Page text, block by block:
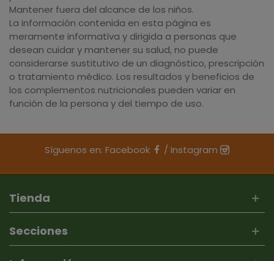
Mantener fuera del alcance de los niños.
La información contenida en esta página es
meramente informativa y dirigida a personas que
desean cuidar y mantener su salud, no puede
considerarse sustitutivo de un diagnóstico, prescripción
o tratamiento médico. Los resultados y beneficios de
los complementos nutricionales pueden variar en
función de la persona y del tiempo de uso.
Síguenos en: Facebook / Instagram
Tienda
Secciones